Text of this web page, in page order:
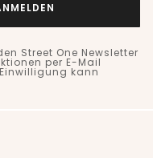
Street One Newsletter
per E-Mail
kann